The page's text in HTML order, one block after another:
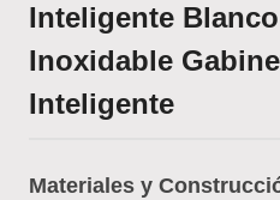
Inteligente
Inoxidable
Inteligente
Materiales y